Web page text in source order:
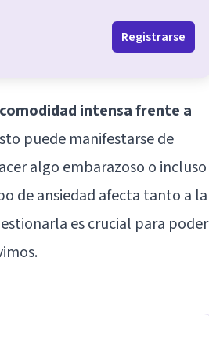
Registrarse
intensa frente a
puede manifestarse de
algo embarazoso o incluso
de ansiedad afecta tanto a la
es crucial para poder